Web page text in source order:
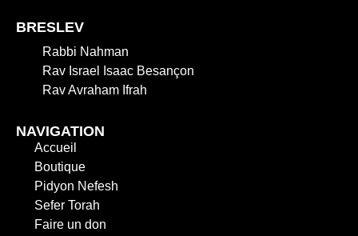
BRESLEV
Rabbi Nahman
Rav Israel Isaac Besançon
Rav Avraham Ifrah
NAVIGATION
Accueil
Boutique
Pidyon Nefesh
Sefer Torah
Faire un don